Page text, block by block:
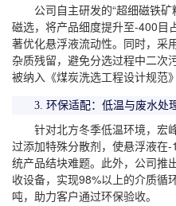
公司自主研发的“超细磁铁
磁选，将产品细度提升至-400目
著优化悬浮液流动性。同时，采
杂质残留，避免分选过程中二次
被纳入《煤炭洗选工程设计规范
3. 环保适配：低温与废水处
针对北方冬季低温环境，宏
过添加特殊分散剂，使悬浮液
统产品结块难题。此外，公司推
收设备，实现98%以上的介质循
吨，助力客户通过环保验收。